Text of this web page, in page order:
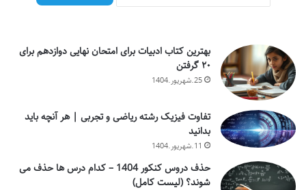
بهترین کتاب ادبیات برای امتحان نهایی دوازدهم برای
۲۰ گرفتن
25.شهریور.1404
تفاوت فیزیک رشته ریاضی و تجربی | هر آنچه باید
بدانید
11.شهریور.1404
حذف دروس کنکور 1404 – کدام درس ها حذف می
شوند؟ (لیست کامل)